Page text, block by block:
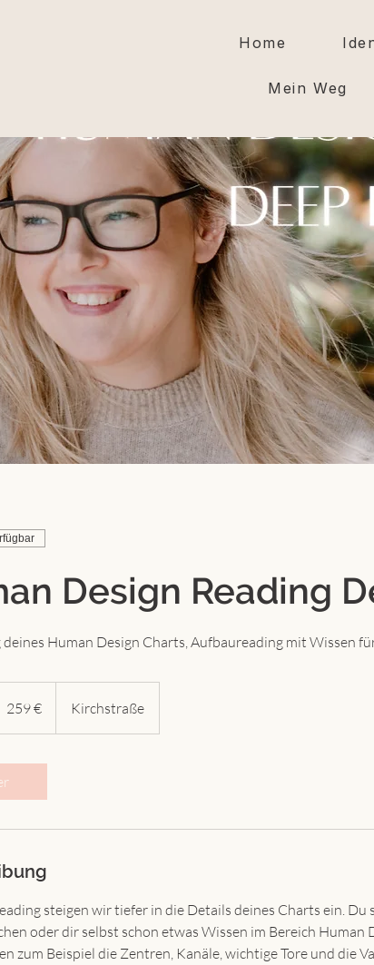
Home
Mein Weg
Design Reading
deines Human Design Charts, Aufbaureading mit Wissen
259 € Kirchstraße
steigen wir tiefer in die Details deines Charts ein. Du
oder dir selbst schon etwas Wissen im Bereich Human
zum Beispiel die Zentren, Kanäle, wichtige Tore und die